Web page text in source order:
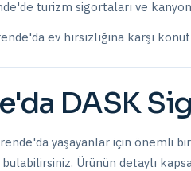
turizm sigortaları ve
'da ev hırsızlığına karşı
'da DASK
'da yaşayanlar için önemli bir
Ürünün detaylı